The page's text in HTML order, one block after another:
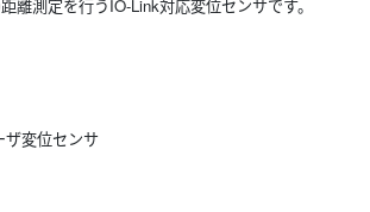
離測定を行うIO-Link対応変位センサです。
ザ変位センサ